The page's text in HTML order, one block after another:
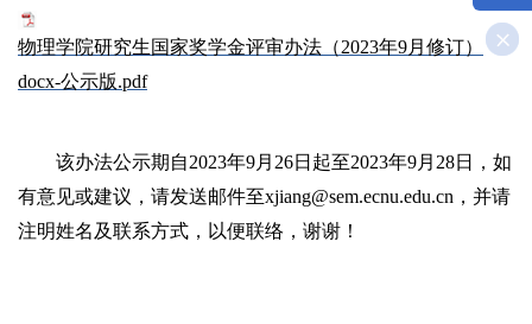
物理学院研究生国家奖学金评审办法（2023年9月修订）
docx-公示版.pdf
该办法公示期自2023年9月 26日起至2023年9月 28日，如
有意见或建议，请发送邮件至xjiang@sem.ecnu.edu.cn，并请
注明姓名及联系方式，以便联络，谢谢！